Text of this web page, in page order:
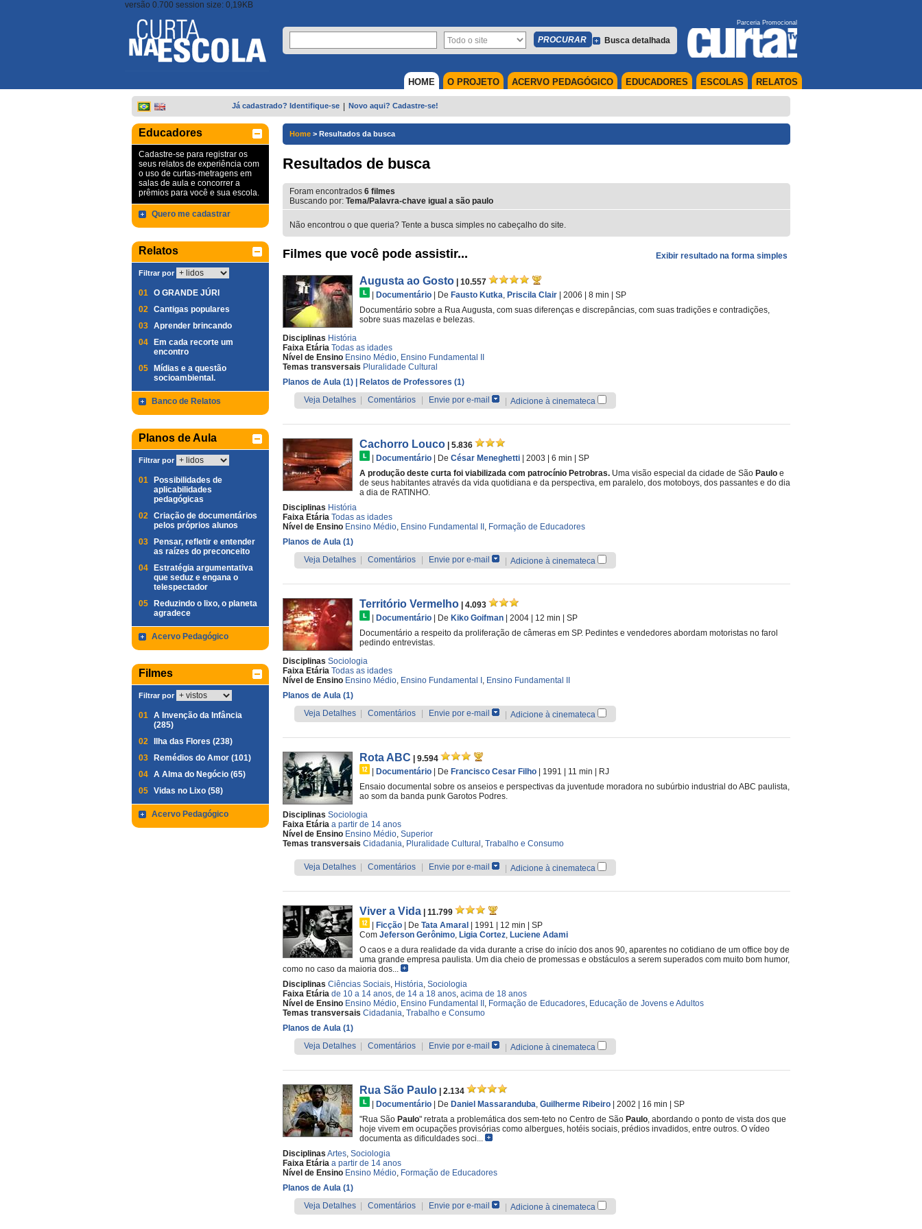
versão 0.700 session size: 0,19KB
Busca detalhada
Parceria Promocional
RELATOS
ESCOLAS
EDUCADORES
ACERVO PEDAGÓGICO
O PROJETO
HOME
Já cadastrado? Identifique-se Novo aqui? Cadastre-se!
Educadores
Cadastre-se para registrar os
seus relatos de experiência com
o uso de curtas-metragens em
salas de aula e concorrer a
prêmios para você e sua escola.
Quero me cadastrar
Relatos
Filtrar por
01 O GRANDE JÚRI
02 Cantigas populares
03 Aprender brincando
04
Em cada recorte um
encontro
05
Mídias e a questão
socioambiental.
Banco de Relatos
Planos de Aula
Filtrar por
01
Possibilidades de
aplicabilidades
pedagógicas
02 Criação de documentários
pelos próprios alunos
03
Pensar, refletir e entender
as raízes do preconceito
04
Estratégia argumentativa
que seduz e engana o
telespectador
05
Reduzindo o lixo, o planeta
agradece
Acervo Pedagógico
Filmes
Filtrar por
01 A Invenção da Infância
(285)
02
Ilha das Flores (238)
03
Remédios do Amor (101)
04 A Alma do Negócio (65)
05 Vidas no Lixo (58)
Acervo Pedagógico
Home > Resultados da busca
Resultados de busca
Foram encontrados 6 filmes
Buscando por: Tema/Palavra-chave igual a são paulo
Não encontrou o que queria? Tente a busca simples no cabeçalho do site.
Exibir resultado na forma simples
Filmes que você pode assistir...
Augusta ao Gosto
| 10.557
Documentário De Fausto Kutka, Priscila Clair | 2006 | 8 min
SP
Documentário sobre a Rua Augusta, com suas diferenças e discrepâncias, com suas tradições e contradições,
sobre suas mazelas e belezas.
Disciplinas História
Faixa Etária Todas as idades
Nível de Ensino Ensino Médio, Ensino Fundamental II
Temas transversais Pluralidade Cultural
Planos de Aula (1)
| Relatos de Professores (1)
Veja Detalhes
Comentários Envie por e-mail Adicione à cinemateca
Cachorro Louco
| 5.836
Documentário De César Meneghetti | 2003 | 6 min
SP
A produção deste curta foi viabilizada com patrocínio Petrobras. Uma visão especial da cidade de São Paulo e
de seus habitantes através da vida quotidiana e da perspectiva, em paralelo, dos motoboys, dos passantes e do dia
a dia de RATINHO.
Disciplinas História
Faixa Etária Todas as idades
Nível de Ensino Ensino Médio, Ensino Fundamental II , Formação de Educadores
Planos de Aula (1)
Veja Detalhes
Comentários Envie por e-mail Adicione à cinemateca
Território Vermelho
| 4.093
Documentário De Kiko Goifman | 2004 | 12 min
SP
Documentário a respeito da proliferação de câmeras em SP. Pedintes e vendedores abordam motoristas no farol
pedindo entrevistas.
Disciplinas Sociologia
Faixa Etária Todas as idades
Nível de Ensino Ensino Médio, Ensino Fundamental I , Ensino Fundamental II
Planos de Aula (1)
Veja Detalhes
Comentários Envie por e-mail Adicione à cinemateca
Rota ABC
| 9.594
Documentário De Francisco Cesar Filho | 1991 | 11 min
RJ
Ensaio documental sobre os anseios e perspectivas da juventude moradora no subúrbio industrial do ABC paulista,
ao som da banda punk Garotos Podres.
Disciplinas Sociologia
Faixa Etária a partir de 14 anos
Nível de Ensino Ensino Médio, Superior
Temas transversais Cidadania, Pluralidade Cultural , Trabalho e Consumo
Veja Detalhes Comentários Envie por e-mail Adicione à cinemateca
Viver a Vida
| 11.799
Ficção De Tata Amaral | 1991 | 12 min
SP
Com Jeferson Gerônimo, Ligia Cortez, Luciene Adami
O caos e a dura realidade da vida durante a crise do início dos anos 90, aparentes no cotidiano de um office boy de
uma grande empresa paulista. Um dia cheio de promessas e obstáculos a serem superados com muito bom humor,
como no caso da maioria dos...
Disciplinas Ciências Sociais, História, Sociologia
Faixa Etária de 10 a 14 anos, de 14 a 18 anos, acima de 18 anos
Nível de Ensino Ensino Médio, Ensino Fundamental II , Formação de Educadores, Educação de Jovens e Adultos
Temas transversais Cidadania, Trabalho e Consumo
Planos de Aula (1)
Veja Detalhes
Comentários Envie por e-mail Adicione à cinemateca
Rua São Paulo
| 2.134
Documentário De Daniel Massaranduba, Guilherme Ribeiro | 2002 | 16 min
SP
"Rua São Paulo" retrata a problemática dos sem-teto no Centro de São Paulo, abordando o ponto de vista dos que
hoje vivem em ocupações provisórias como albergues, hotéis sociais, prédios invadidos, entre outros. O vídeo
documenta as dificuldades soci...
Disciplinas Artes, Sociologia
Faixa Etária a partir de 14 anos
Nível de Ensino Ensino Médio, Formação de Educadores
Planos de Aula (1)
Veja Detalhes
Comentários Envie por e-mail Adicione à cinemateca